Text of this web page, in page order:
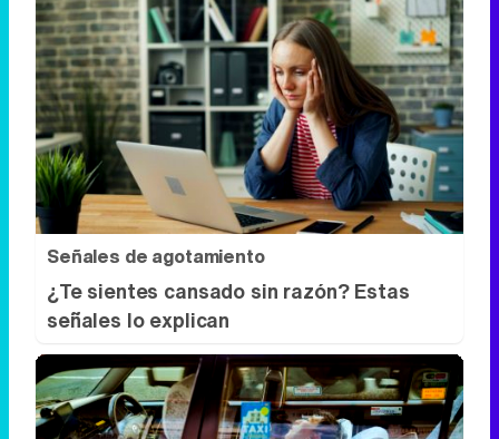
Señales de agotamiento
¿Te sientes cansado sin razón? Estas
señales lo explican